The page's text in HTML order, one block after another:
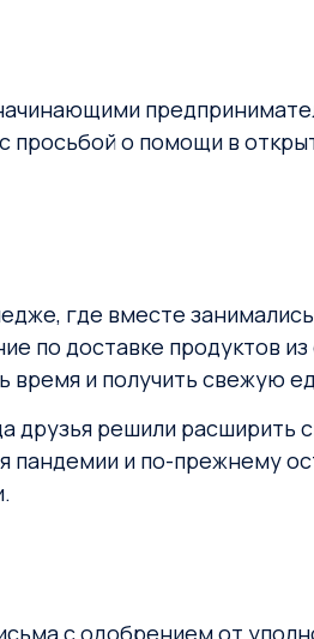
просьбой о помощи в
где вместе
по доставке продуктов
время и получить свежую
друзья решили расширить
и по-прежнему
с одобрением от